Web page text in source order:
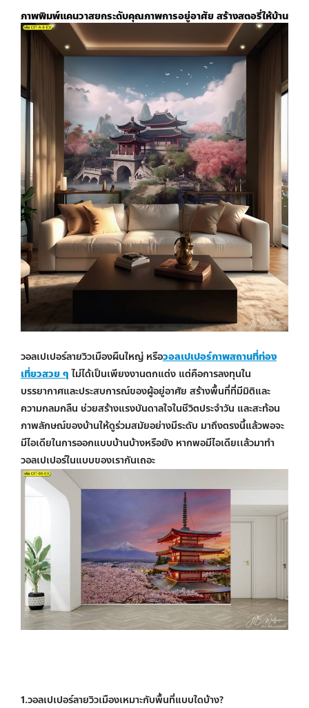
ภาพพิมพ์แคนวาสยกระดับคุณภาพการอยู่อาศัย สร้างสตอรี่ให้บ้าน
วอลเปเปอร์ลายวิวเมืองผืนใหญ่ หรือวอลเปเปอร์ภาพสถานที่ท่อง
เที่ยวสวย ๆไม่ได้เป็นเพียงงานตกแต่ง แต่คือการลงทุนใน
บรรยากาศและประสบการณ์ของผู้อยู่อาศัย สร้างพื้นที่ที่มีมิติและ
ความกลมกลืน ช่วยสร้างแรงบันดาลใจในชีวิตประจำวัน และสะท้อน
ภาพลักษณ์ของบ้านให้ดูร่วมสมัยอย่างมีระดับ มาถึงตรงนี้แล้วพอจะ
มีไอเดียในการออกแบบบ้านบ้างหรือยัง หากพอมีไอเดียเเล้วมาทำ
วอลเปเปอร์ในแบบของเรากันเถอะ
1.วอลเปเปอร์ลายวิวเมืองเหมาะกับพื้นที่แบบใดบ้าง?